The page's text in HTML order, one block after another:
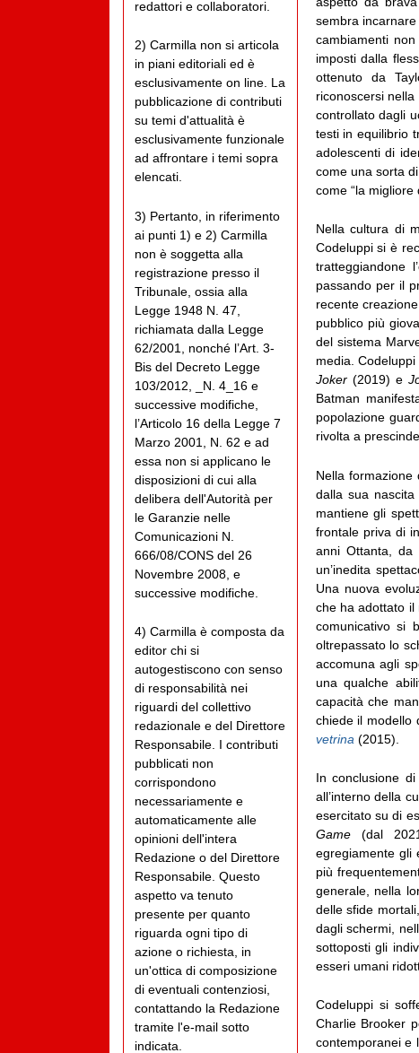
sembra
cambiamenti
imposti dalla
ottenuto da
riconoscersi
controllato dagli
testi in equilibrio
adolescenti di
come una sorta
come “la migliore
Nella cultura di
Codeluppi si è
tratteggiandone
passando per il
recente
pubblico più
del sistema
media.
Joker(2019) e
Batman
popolazione
rivolta a
Nella
dalla sua nascita
mantiene gli
frontale priva di
anni Ottanta, da
un’inedita
Una nuova
che ha adottato il
comunicativo si
oltrepassato lo
accomuna agli
una qualche
capacità che
chiede il modello
vetrina (2015).
In conclusione
all’interno della
esercitato su di
Game(dal
egregiamente gli
più
generale, nella
delle sfide
dagli schermi,
sottoposti gli
esseri umani
Codeluppi si
Charlie Brooker
contemporanei e
redattori e collaboratori.
2) Carmilla non si articola
in piani editoriali ed è
esclusivamente on line. La
pubblicazione di contributi
su temi d'attualità è
esclusivamente funzionale
ad affrontare i temi sopra
elencati.
3) Pertanto, in riferimento
ai punti 1) e 2) Carmilla
non è soggetta alla
registrazione presso il
Tribunale, ossia alla
Legge 1948 N. 47,
richiamata dalla Legge
62/2001, nonché l’Art. 3-
Bis del Decreto Legge
103/2012, _N. 4_16 e
successive modifiche,
l’Articolo 16 della Legge 7
Marzo 2001, N. 62 e ad
essa non si applicano le
disposizioni di cui alla
delibera dell'Autorità per
le Garanzie nelle
Comunicazioni N.
666/08/CONS del 26
Novembre 2008, e
successive modifiche.
4) Carmilla è composta da
editor chi si
autogestiscono con senso
di responsabilità nei
riguardi del collettivo
redazionale e del Direttore
Responsabile. I contributi
pubblicati non
corrispondono
necessariamente e
automaticamente alle
opinioni dell'intera
Redazione o del Direttore
Responsabile. Questo
aspetto va tenuto
presente per quanto
riguarda ogni tipo di
azione o richiesta, in
un'ottica di composizione
di eventuali contenziosi,
contattando la Redazione
tramite l'e-mail sotto
indicata.